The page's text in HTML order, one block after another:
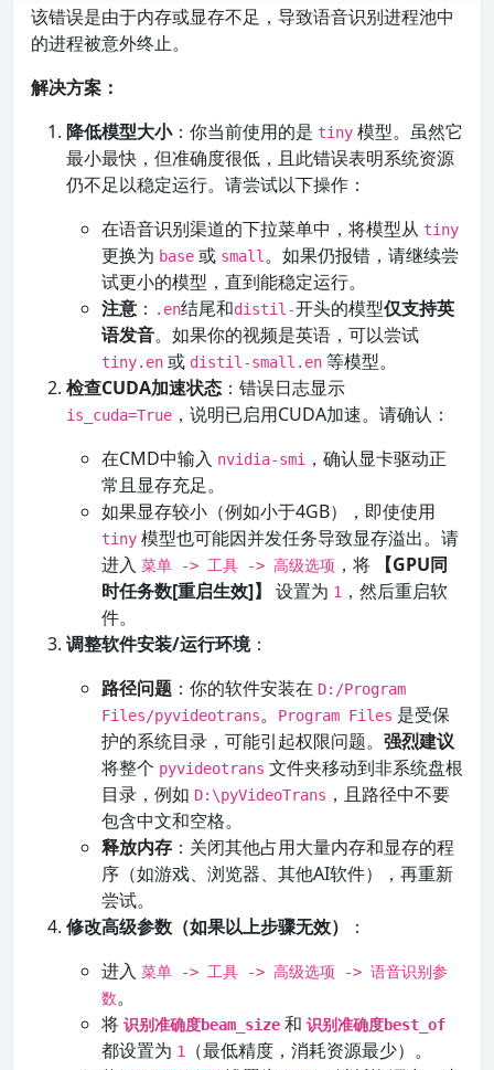
该错误是由于内存或显存不足，导致语音识别进程池中
的进程被意外终止。
解决方案：
降低模型大小：你当前使用的是 tiny 模型。虽然它
最小最快，但准确度很低，且此错误表明系统资源
仍不足以稳定运行。请尝试以下操作：
在语音识别渠道的下拉菜单中，将模型从 tiny
更换为 base 或 small 。如果仍报错，请继续尝
试更小的模型，直到能稳定运行。
注意 ： .en结尾和distil-开头的模型仅支持英
语发音。如果你的视频是英语，可以尝试
tiny.en 或 distil-small.en 等模型。
检查CUDA加速状态 ：错误日志显示
is_cuda=True ，说明已启用CUDA加速。请确认：
在CMD中输入 nvidia-smi
，确认显卡驱动正
常且显存充足。
如果显存较小（例如小于4GB），即使使用
tiny 模型也可能因并发任务导致显存溢出。请
进入 菜单 -> 工具 -> 高级选项 ，将
【GPU同
时任务数[重启生效]】
设置为 1 ，然后重启软
件。
调整软件安装/运行环境：
路径问题 ：你的软件安装在 D:/Program
Files/pyvideotrans。 Program Files 是受保
护的系统目录，可能引起权限问题。 强烈建议
将整个 pyvideotrans 文件夹移动到非系统盘根
目录，例如 D:\pyVideoTrans ，且路径中不要
包含中文和空格。
释放内存 ：关闭其他占用大量内存和显存的程
序（如游戏、浏览器、其他AI软件），再重新
尝试。
修改高级参数（如果以上步骤无效）
：
进入 菜单 -> 工具 -> 高级选项 -> 语音识别参
数。
将 识别准确度beam_size 和 识别准确度best_of
都设置为 1
（最低精度，消耗资源最少）。